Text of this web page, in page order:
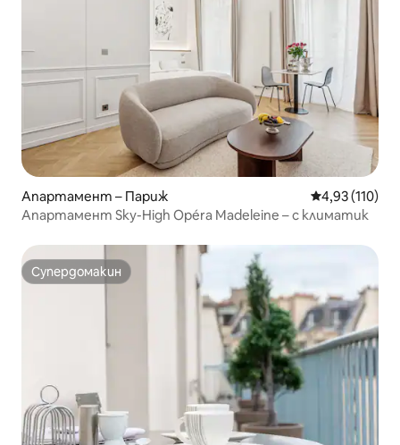
Апартамент – Париж Средна
4,93 (110)
Апартамент Sky-High Opéra Madeleine – с климатик
Супердомакин
Супердомакин